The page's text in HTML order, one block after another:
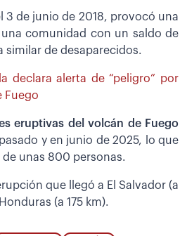
3 de junio de 2018, provocó una
comunidad con un saldo de
similar de desaparecidos.
declara alerta de “peligro” por
Fuego
eruptivas del volcán de Fuego
y en junio de 2025, lo que
unas 800 personas.
que llegó a El Salvador (a
(a 175 km).